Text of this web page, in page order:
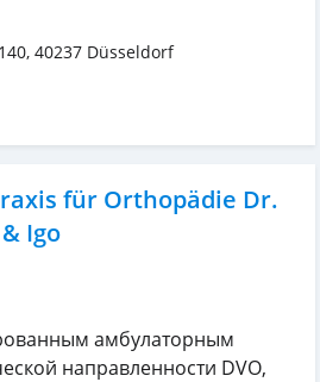
, 40237 Düsseldorf
für Orthopädie Dr.
Igo
амбулаторным
направленности DVO,